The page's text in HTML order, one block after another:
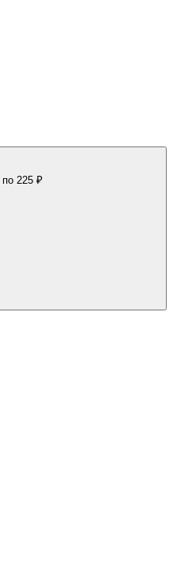
по 225 ₽